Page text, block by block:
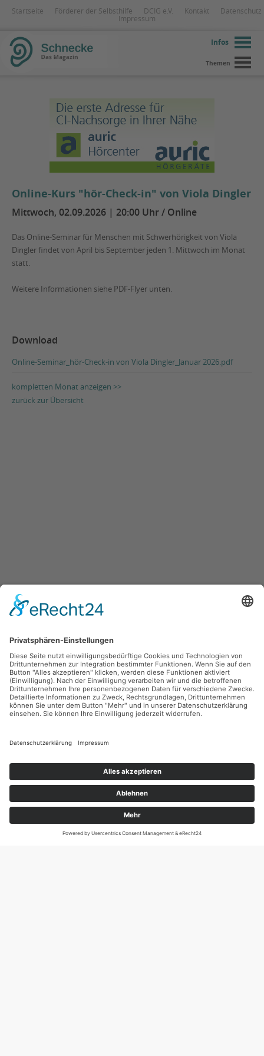
Startseite Förderer der Selbsthilfe DCIG e.V. Kontakt
Datenschutz
Impressum
Infos
Themen
Online-Kurs "hör-Check-in" von Viola Dingler
Mittwoch, 02.09.2026 | 20:00 Uhr / Online
Das Online-Seminar für Menschen mit Schwerhörigkeit von Viola
Dingler findet von April bis September jeden 1. Mittwoch im Monat
statt.
Weitere Informationen siehe PDF-Flyer unten.
Download
Online-Seminar_hör-Check-in von Viola Dingler_Januar 2026.pdf
kompletten Monat anzeigen >>
zurück zur Übersicht